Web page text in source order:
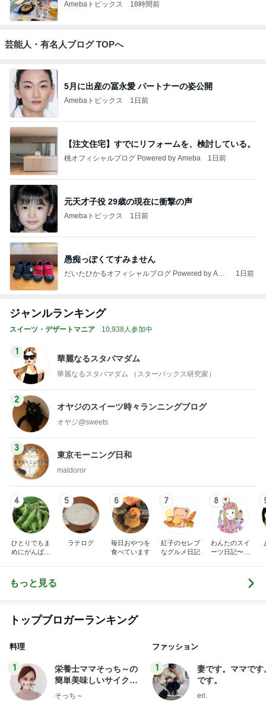
Amebaトピックス 18時間前
芸能人・有名人ブログ TOPへ
5月に出産の冨永愛 パートナーの姿公開
Amebaトピックス 1日前
【注文住宅】すでにリフォームを、検討している。
桃オフィシャルブログ Powered by Ameba 1日前
元天才子役 29歳の現在に衝撃の声
Amebaトピックス 1日前
愚痴っぽくてすみません
だいたひかるオフィシャルブログ Powered by Ame
1日前
ジャンルランキング
スイーツ・デザートマニア 10,938人参加中
1
華麗なるスタバマダム
華麗なるスタバマダム （スターバックス研究家）
2
オヤジのスイーツ時々ランニングブログ
オヤジ@sweets
3
東京モーニング日和
maldoror
4
ひとりでもま
めにがんばる
5
ラテログ
6
毎日おやつを
食べています
7
紅子のセレブ
なグルメ日記
8
わんたのスイ
ーツ日記〜小
もっと見る
トップブロガーランキング
料理
1
栄養士ママそっち～の
簡単美味しいサイクル
献立
そっち～
ファッション
1
妻です。ママです
です。
eri.